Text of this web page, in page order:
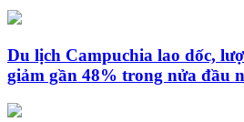
Du lịch Campuchia lao dốc,
giảm gần 48% trong nửa đầu